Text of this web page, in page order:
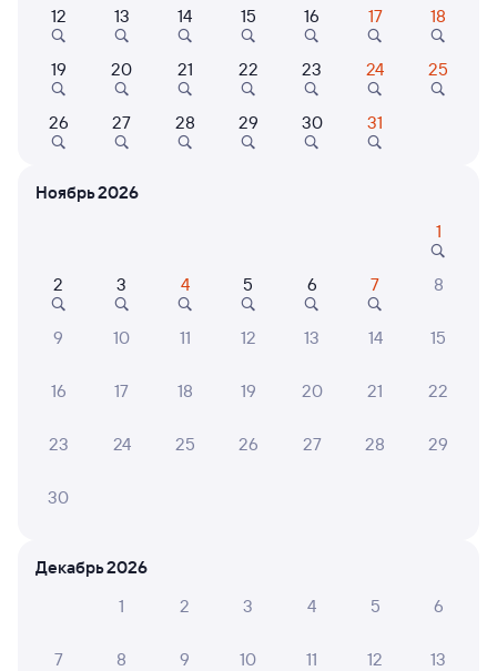
115Н Проходящий 8,7
Томск-2
Томск
17:00 21:58
2 д 7 ч 58 м в пути
от 11 ⁠749 ⁠₽ 15 ⁠029 ⁠₽ 41 ⁠286 ⁠₽
Выберите дату
Найдём билет на поезд за вас
12 13 14 15 16 17 18
19 20 21 22 23 24 25
26 27 28 29 30 31
Ноябрь 2026
1
2 3 4 5 6 7 8
9 10 11 12 13 14 15
16 17 18 19 20 21 22
23 24 25 26 27 28 29
30
Декабрь 2026
1
2 3 4 5 6
7 8 9 10 11 12 13